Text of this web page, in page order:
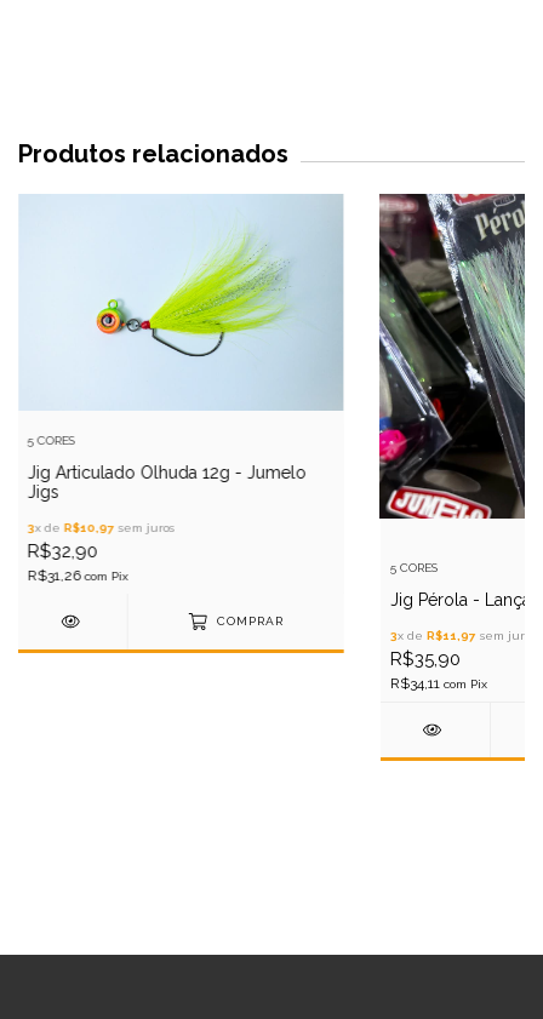
Produtos relacionados
5 CORES
Jig Articulado Olhuda 12g - Jumelo
Jigs
3x de R$10,97 sem juros
R$32,90
R$31,26com Pix
COMPRAR
5 CORES
Jig Pérola -
3x de R$11,97sem juros
R$35,90
R$34,11 com Pix